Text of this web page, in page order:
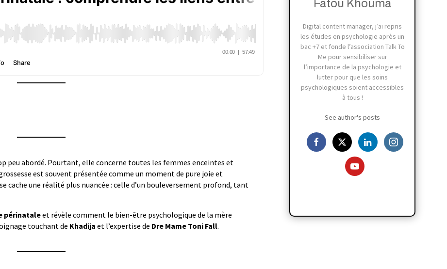
peu abordé. Pourtant, elle concerne toutes les femmes enceintes et
est souvent présentée comme un moment de pure joie et
cache une réalité plus nuancée : celle d’un bouleversement profond, tant
périnataleet révèle comment le bien-être psychologique de la mère
touchant de Khadija et l’expertise de Dre Mame Toni Fall.
Fatou Khouma
Digital content manager, j’ai repris
les études en psychologie après un
bac +7 et fonde l’association Talk To
Me pour sensibiliser sur
l’importance de la psychologie et
lutter pour que les soins
psychologiques soient accessibles
à tous !
See author's posts